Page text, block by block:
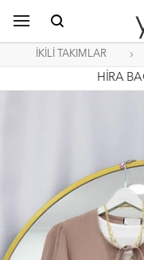
s
İKİLİ TAKIMLAR
HİRA